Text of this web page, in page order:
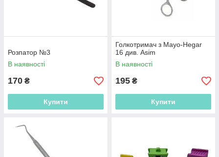
Розпатор №3
В наявності
170 ₴
Купити
Голкотримач з Mayo-Hegar
16 див. Asim
В наявності
195 ₴
Купити